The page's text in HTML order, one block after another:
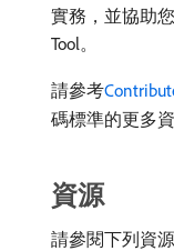
實務，並協助
Tool。
請參考
碼標準的更多資
資源
請參閱下列資